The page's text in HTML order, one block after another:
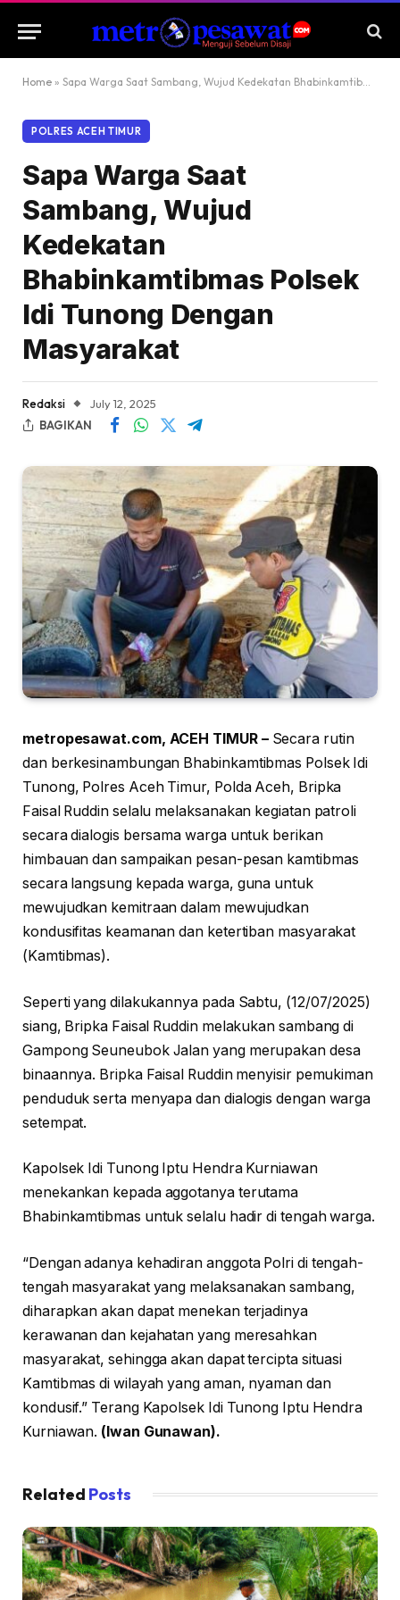
Home » Sapa Warga Saat Sambang, Wujud Kedekatan Bhabinkamtibmas Polsek Idi Tunong Dengan Masyarakat
POLRES ACEH TIMUR
Sapa Warga Saat
Sambang, Wujud
Kedekatan
Bhabinkamtibmas Polsek
Idi Tunong Dengan
Masyarakat
Redaksi
July 12, 2025
BAGIKAN
metropesawat.com, ACEH TIMUR –Secara rutin
dan berkesinambungan Bhabinkamtibmas Polsek Idi
Tunong, Polres Aceh Timur, Polda Aceh, Bripka
Faisal Ruddin selalu melaksanakan kegiatan patroli
secara dialogis bersama warga untuk berikan
himbauan dan sampaikan pesan-pesan kamtibmas
secara langsung kepada warga, guna untuk
mewujudkan kemitraan dalam mewujudkan
kondusifitas keamanan dan ketertiban masyarakat
(Kamtibmas).
Seperti yang dilakukannya pada Sabtu, (12/07/2025)
siang, Bripka Faisal Ruddin melakukan sambang di
Gampong Seuneubok Jalan yang merupakan desa
binaannya. Bripka Faisal Ruddin menyisir pemukiman
penduduk serta menyapa dan dialogis dengan warga
setempat.
Kapolsek Idi Tunong Iptu Hendra Kurniawan
menekankan kepada aggotanya terutama
Bhabinkamtibmas untuk selalu hadir di tengah warga.
“Dengan adanya kehadiran anggota Polri di tengah-
tengah masyarakat yang melaksanakan sambang,
diharapkan akan dapat menekan terjadinya
kerawanan dan kejahatan yang meresahkan
masyarakat, sehingga akan dapat tercipta situasi
Kamtibmas di wilayah yang aman, nyaman dan
kondusif.” Terang Kapolsek Idi Tunong Iptu Hendra
Kurniawan. (Iwan Gunawan).
Related Posts